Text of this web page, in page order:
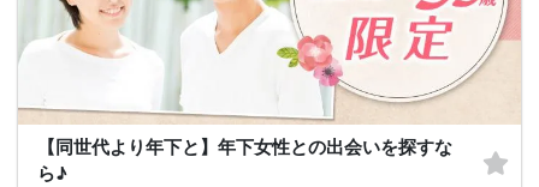
【同世代より年下と】年下女性との出会いを探すな
ら♪